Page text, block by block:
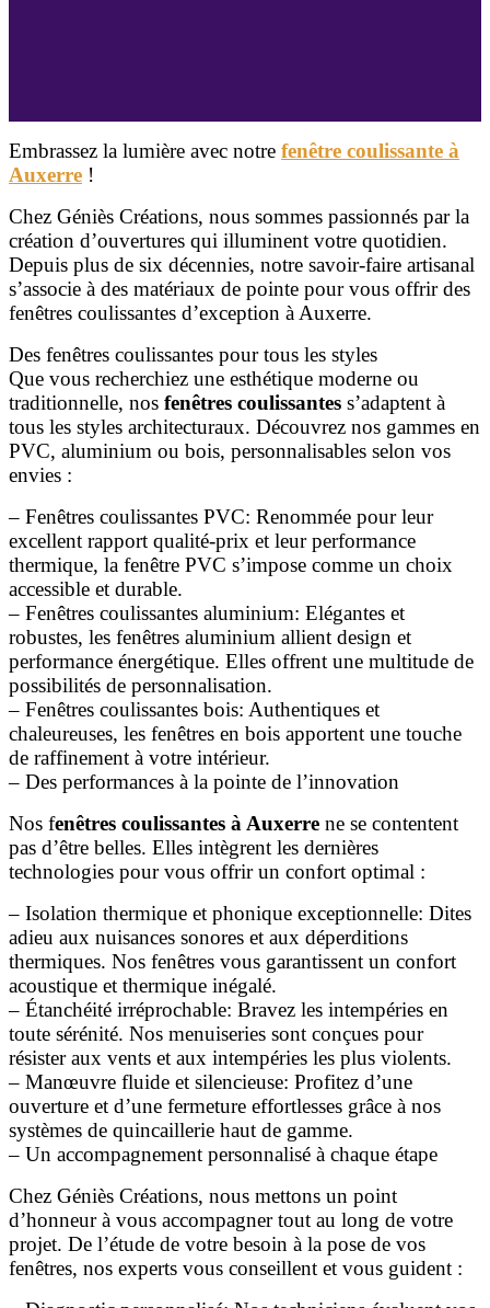
Embrassez la lumière avec notre fenêtre coulissante à
Auxerre !
Chez Géniès Créations, nous sommes passionnés par la
création d’ouvertures qui illuminent votre quotidien.
Depuis plus de six décennies, notre savoir-faire artisanal
s’associe à des matériaux de pointe pour vous offrir des
fenêtres coulissantes d’exception à Auxerre.
Des fenêtres coulissantes pour tous les styles
Que vous recherchiez une esthétique moderne ou
traditionnelle, nos fenêtres coulissantes s’adaptent à
tous les styles architecturaux. Découvrez nos gammes en
PVC, aluminium ou bois, personnalisables selon vos
envies :
– Fenêtres coulissantes PVC: Renommée pour leur
excellent rapport qualité-prix et leur performance
thermique, la fenêtre PVC s’impose comme un choix
accessible et durable.
– Fenêtres coulissantes aluminium: Elégantes et
robustes, les fenêtres aluminium allient design et
performance énergétique. Elles offrent une multitude de
possibilités de personnalisation.
– Fenêtres coulissantes bois: Authentiques et
chaleureuses, les fenêtres en bois apportent une touche
de raffinement à votre intérieur.
– Des performances à la pointe de l’innovation
Nos fenêtres coulissantes à Auxerre ne se contentent
pas d’être belles. Elles intègrent les dernières
technologies pour vous offrir un confort optimal :
– Isolation thermique et phonique exceptionnelle: Dites
adieu aux nuisances sonores et aux déperditions
thermiques. Nos fenêtres vous garantissent un confort
acoustique et thermique inégalé.
– Étanchéité irréprochable: Bravez les intempéries en
toute sérénité. Nos menuiseries sont conçues pour
résister aux vents et aux intempéries les plus violents.
– Manœuvre fluide et silencieuse: Profitez d’une
ouverture et d’une fermeture effortlesses grâce à nos
systèmes de quincaillerie haut de gamme.
– Un accompagnement personnalisé à chaque étape
Chez Géniès Créations, nous mettons un point
d’honneur à vous accompagner tout au long de votre
projet. De l’étude de votre besoin à la pose de vos
fenêtres, nos experts vous conseillent et vous guident :